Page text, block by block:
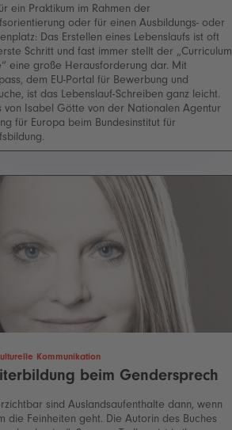
ein Praktikum im Rahmen der
oder für einen Ausbildungs- oder
Das Erstellen eines Lebenslaufs ist oft
Schritt und fast immer stellt der „Curriculum
eine große Herausforderung dar. Mit
dem EU-Portal für Bewerbung und
ist das Lebenslauf-Schreiben ganz leicht.
von Isabel Götte von der Nationalen Agentur
für Europa beim Bundesinstitut für
Kommunikation
beim Gendersprech
sind Auslandsaufenthalte dann, wenn
die Feinheiten geht. Die Autorin des Buches